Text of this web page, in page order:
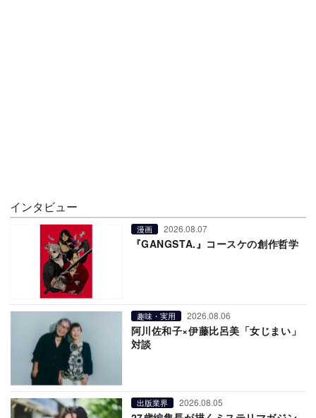
インタビュー
漫画 2026.08.07
『GANGSTA.』コースケの創作哲学
趣味・実用 2026.08.06
阿川佐和子×伊藤比呂美「女じまい」
対談
出版業界 2026.08.05